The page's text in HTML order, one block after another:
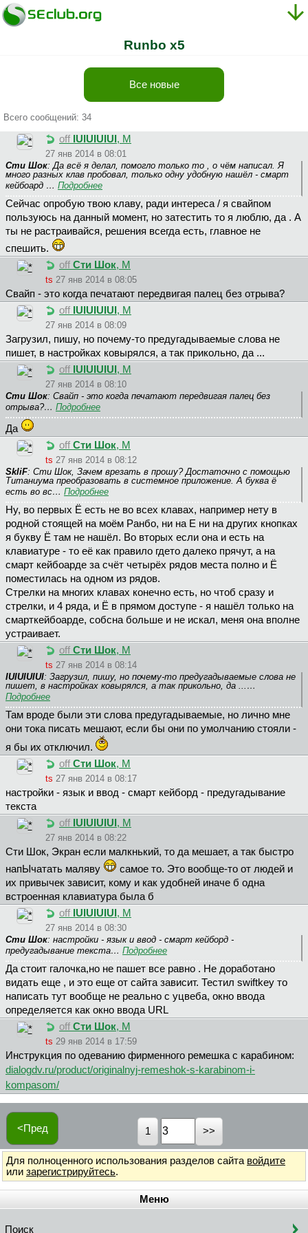
Runbo x5
Все новые
Всего сообщений: 34
off IUIUIUIUI , М
27 янв 2014 в 08:01
Сти Шок: Да всё я делал, помогло только то , о чём написал. Я
много разных клав пробовал, только одну удобную нашёл - смарт
кейбоард … Подробнее
Сейчас опробую твою клаву, ради интереса / я свайпом
пользуюсь на данный момент, но затестить то я люблю, да . А
ты не растраивайся, решения всегда есть, главное не
спешить.
off Сти Шок, М
ts 27 янв 2014 в 08:05
Свайп - это когда печатают передвигая палец без отрыва?
off IUIUIUIUI , М
27 янв 2014 в 08:09
Загрузил, пишу, но почему-то предугадываемые слова не
пишет, в настройках ковырялся, а так прикольно, да ...
off IUIUIUIUI , М
27 янв 2014 в 08:10
Сти Шок: Свайп - это когда печатают передвигая палец без
отрыва?… Подробнее
Да
off Сти Шок, М
ts 27 янв 2014 в 08:12
SkliF: Сти Шок, Зачем врезать в прошу? Достаточно с помощью
Титаниума преобразовать в системное приложение. А буква ё
есть во вс… Подробнее
Ну, во первых Ё есть не во всех клавах, например нету в
родной стоящей на моём Ранбо, ни на Е ни на других кнопках
я букву Ё там не нашёл. Во вторых если она и есть на
клавиатуре - то её как правило гдето далеко прячут, а на
смарт кейбоарде за счёт четырёх рядов места полно и Ё
поместилась на одном из рядов.
Стрелки на многих клавах конечно есть, но чтоб сразу и
стрелки, и 4 ряда, и Ё в прямом доступе - я нашёл только на
смарткейбоарде, собсна больше и не искал, меня она вполне
устраивает.
off Сти Шок, М
ts 27 янв 2014 в 08:14
IUIUIUIUI: Загрузил, пишу, но почему-то предугадываемые слова не
пишет, в настройках ковырялся, а так прикольно, да ...…
Подробнее
Там вроде были эти слова предугадываемые, но лично мне
они тока писать мешают, если бы они по умолчанию стояли -
я бы их отключил.
off Сти Шок, М
ts 27 янв 2014 в 08:17
настройки - язык и ввод - смарт кейборд - предугадывание
текста
off IUIUIUIUI , М
27 янв 2014 в 08:22
Сти Шок, Экран если малкнький, то да мешает, а так быстро
напЫчатать маляву
самое то. Это вообще-то от людей и
их привычек зависит, кому и как удобней иначе б одна
встроенная клавиатура была б
off IUIUIUIUI , М
27 янв 2014 в 08:30
Сти Шок: настройки - язык и ввод - смарт кейборд -
предугадывание текста… Подробнее
Да стоит галочка,но не пашет все равно . Не доработано
видать еще , и это еще от сайта зависит. Тестил swiftkey то
написать тут вообще не реально с уцвеба, окно ввода
определяется как окно ввода URL
off Сти Шок, М
ts 29 янв 2014 в 17:59
Инструкция по одеванию фирменного ремешка с карабином:
dialogdv.ru/product/originalnyj-remeshok-s-karabinom-i-
kompasom/
<Пред 1
Для полноценного использования разделов сайта войдите
или зарегистрируйтесь.
Меню
Поиск